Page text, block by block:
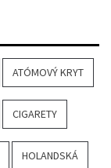
ATÓMOVÝ KRYT
CIGARETY
HOLANDSKÁ